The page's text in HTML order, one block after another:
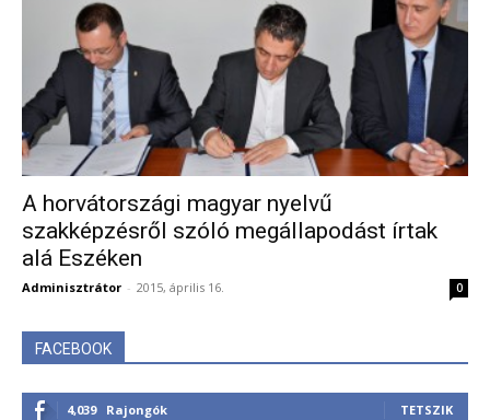
A horvátországi magyar nyelvű
szakképzésről szóló megállapodást írtak
alá Eszéken
Adminisztrátor - 2015, április 16. 0
FACEBOOK
4,039 Rajongók TETSZIK